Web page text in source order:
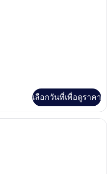
เลือกวันที่เพื่อดูราคา
ห้องคลาสสิกสวีท | ผ้านวมขนเป็ด, ตู้นิ